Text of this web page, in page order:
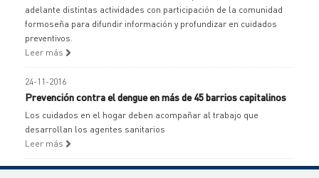
adelante distintas actividades con participación de la comunidad
formoseña para difundir información y profundizar en cuidados
preventivos.
Leer más
24-11-2016
Prevención contra el dengue en más de 45 barrios capitalinos
Los cuidados en el hogar deben acompañar al trabajo que
desarrollan los agentes sanitarios
Leer más